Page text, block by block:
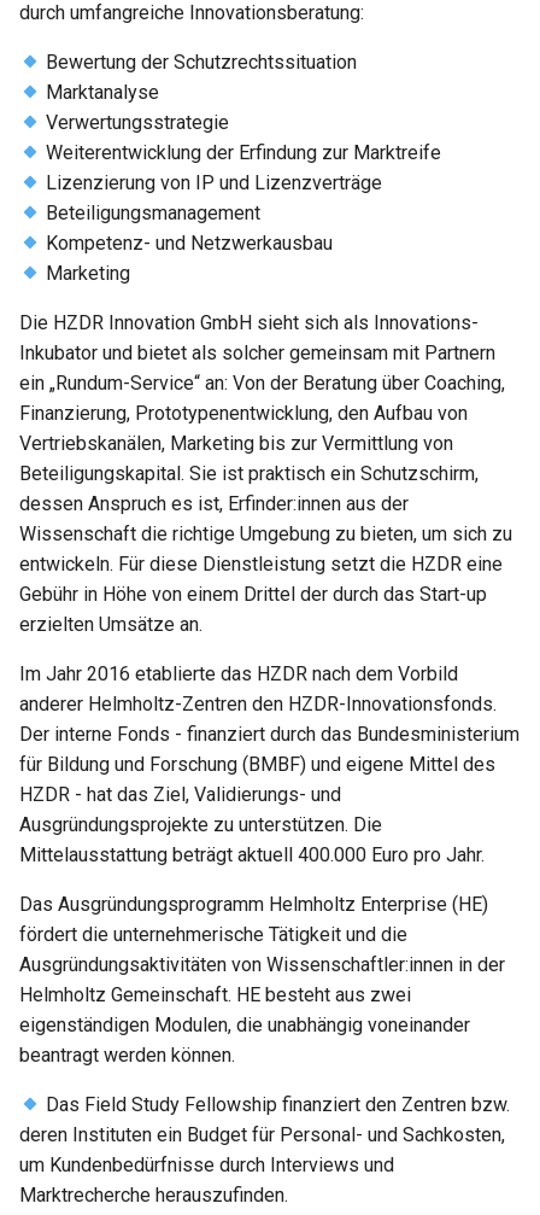
durch umfangreiche Innovationsberatung:
Bewertung der Schutzrechtssituation
Marktanalyse
Verwertungsstrategie
Weiterentwicklung der Erfindung zur Marktreife
Lizenzierung von IP und Lizenzverträge
Beteiligungsmanagement
Kompetenz- und Netzwerkausbau
Marketing
Die HZDR Innovation GmbH sieht sich als Innovations-
Inkubator und bietet als solcher gemeinsam mit Partnern
ein „Rundum-Service“ an: Von der Beratung über Coaching,
Finanzierung, Prototypenentwicklung, den Aufbau von
Vertriebskanälen, Marketing bis zur Vermittlung von
Beteiligungskapital. Sie ist praktisch ein Schutzschirm,
dessen Anspruch es ist, Erfinder:innen aus der
Wissenschaft die richtige Umgebung zu bieten, um sich zu
entwickeln. Für diese Dienstleistung setzt die HZDR eine
Gebühr in Höhe von einem Drittel der durch das Start-up
erzielten Umsätze an.
Im Jahr 2016 etablierte das HZDR nach dem Vorbild
anderer Helmholtz-Zentren den HZDR-Innovationsfonds.
Der interne Fonds - finanziert durch das Bundesministerium
für Bildung und Forschung (BMBF) und eigene Mittel des
HZDR - hat das Ziel, Validierungs- und
Ausgründungsprojekte zu unterstützen. Die
Mittelausstattung beträgt aktuell 400.000 Euro pro Jahr.
Das Ausgründungsprogramm Helmholtz Enterprise (HE)
fördert die unternehmerische Tätigkeit und die
Ausgründungsaktivitäten von Wissenschaftler:innen in der
Helmholtz Gemeinschaft. HE besteht aus zwei
eigenständigen Modulen, die unabhängig voneinander
beantragt werden können.
Das Field Study Fellowship finanziert den Zentren bzw.
deren Instituten ein Budget für Personal- und Sachkosten,
um Kundenbedürfnisse durch Interviews und
Marktrecherche herauszufinden.